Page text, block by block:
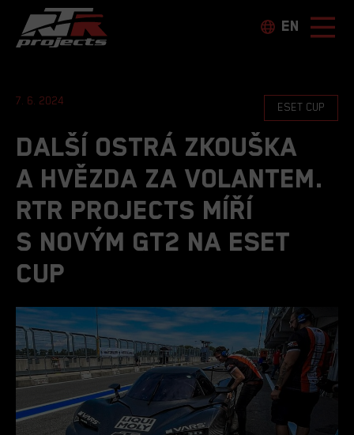
EN
7. 6. 2024 ESET CUP
Další ostrá zkouška
a hvězda za volantem.
RTR projects míří
s novým GT2 na ESET
Cup